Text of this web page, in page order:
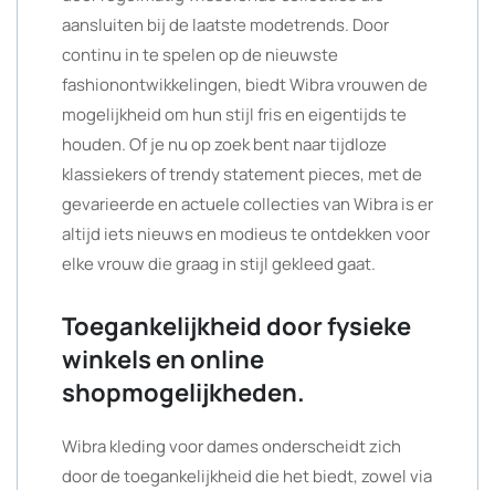
aansluiten bij de laatste modetrends. Door
continu in te spelen op de nieuwste
fashionontwikkelingen, biedt Wibra vrouwen de
mogelijkheid om hun stijl fris en eigentijds te
houden. Of je nu op zoek bent naar tijdloze
klassiekers of trendy statement pieces, met de
gevarieerde en actuele collecties van Wibra is er
altijd iets nieuws en modieus te ontdekken voor
elke vrouw die graag in stijl gekleed gaat.
Toegankelijkheid door fysieke
winkels en online
shopmogelijkheden.
Wibra kleding voor dames onderscheidt zich
door de toegankelijkheid die het biedt, zowel via